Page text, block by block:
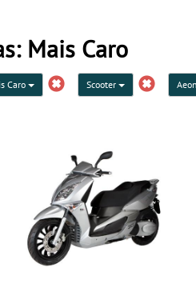
Mais Caro
Caro Scooter Aeon